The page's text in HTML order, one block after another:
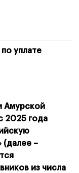
уплате
Амурской
2025 года
(далее –
из числа